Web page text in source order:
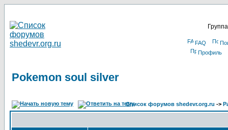
FAQ
Профиль
Pokemon soul silver
Список форумов shedevr.org.ru ->